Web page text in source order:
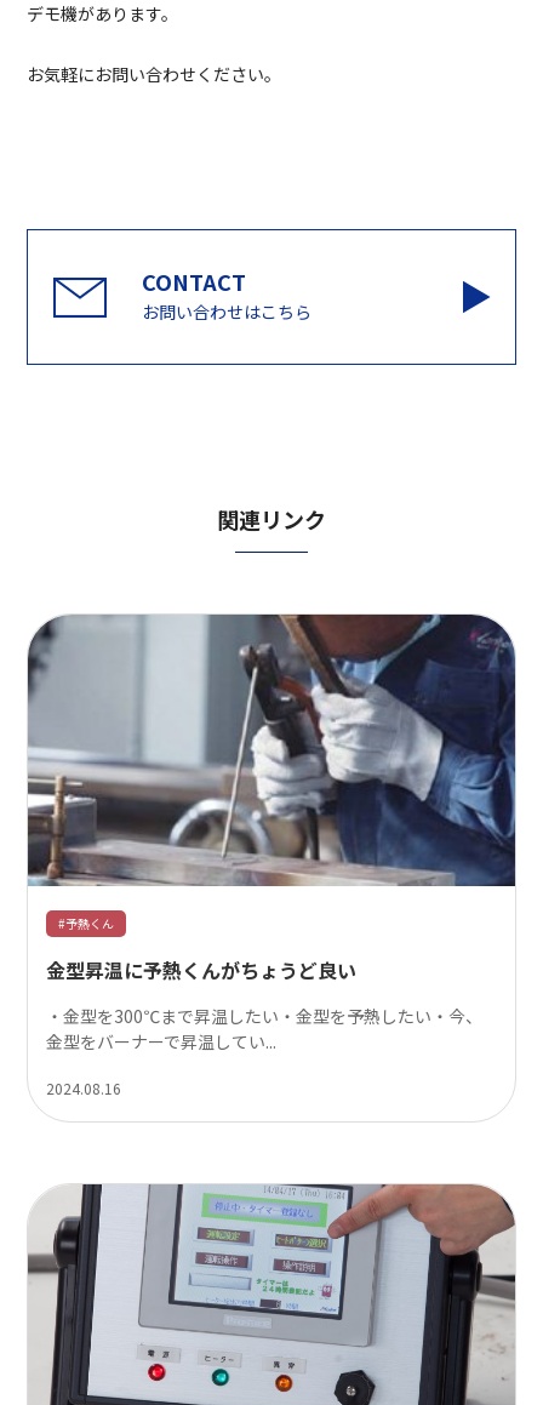
デモ機があります。
お気軽にお問い合わせください。
お問い合わせはこちら
関連リンク
2024.08.16
#予熱くん
金型昇温に予熱くんがちょうど良い
・金型を300℃まで昇温したい・金型を予熱したい・今、
金型をバーナーで昇温してい...